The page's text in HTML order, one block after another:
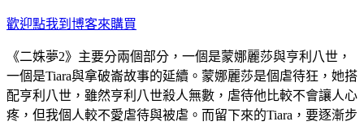
歡迎點我到博客來購買
《二姝夢2》主要分兩個部分，一個是蒙娜麗莎與亨利八世，
一個是Tiara與拿破崙故事的延續。蒙娜麗莎是個虐待狂，她搭
配亨利八世，雖然亨利八世殺人無數，虐待他比較不會讓人心
疼，但我個人較不愛虐待與被虐。而留下來的Tiara，要逐漸步